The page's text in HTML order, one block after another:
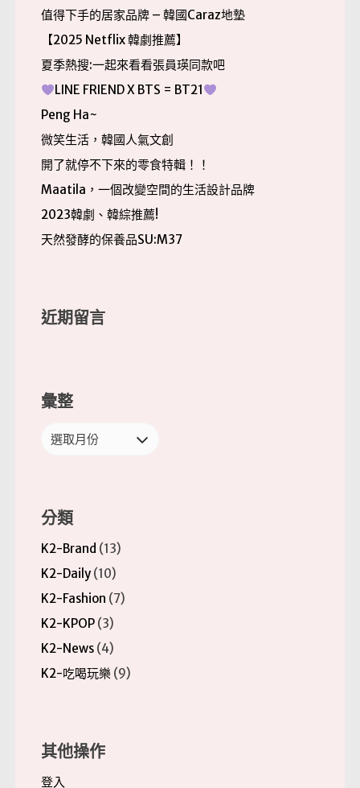
值得下手的居家品牌 – 韓國Caraz地墊
【2025 Netflix 韓劇推薦】
夏季熱搜:一起來看看張員瑛同款吧
LINE FRIEND X BTS = BT21
Peng Ha~
微笑生活，韓國人氣文創
開了就停不下來的零食特輯！！
Maatila，一個改變空間的生活設計品牌
2023韓劇、韓綜推薦!
天然發酵的保養品SU:M37
近期留言
彙整
彙
整
分類
K2-Brand (13)
K2-Daily(10)
K2-Fashion (7)
K2-KPOP(3)
K2-News(4)
K2-吃喝玩樂(9)
其他操作
登入